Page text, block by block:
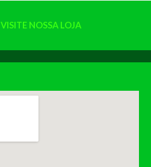
VISITE NOSSA LOJA